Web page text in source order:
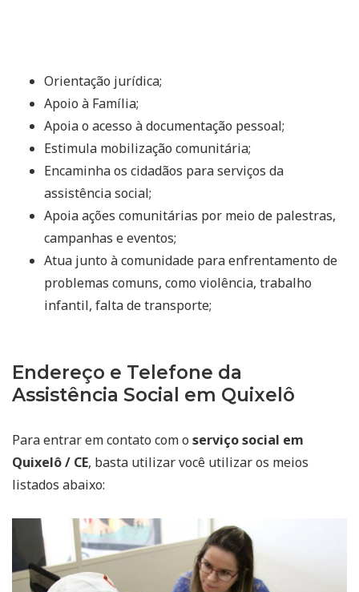
Orientação jurídica;
Apoio à Família;
Apoia o acesso à documentação pessoal;
Estimula mobilização comunitária;
Encaminha os cidadãos para serviços da
assistência social;
Apoia ações comunitárias por meio de palestras,
campanhas e eventos;
Atua junto à comunidade para enfrentamento de
problemas comuns, como violência, trabalho
infantil, falta de transporte;
Endereço e Telefone da
Assistência Social em Quixelô
Para entrar em contato com o serviço social em
Quixelô / CE, basta utilizar você utilizar os meios
listados abaixo: